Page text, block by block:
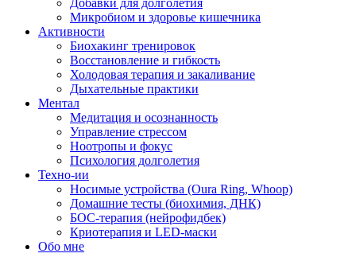
Микробиом и здоровье кишечника
Активности
Биохакинг тренировок
Восстановление и гибкость
Холодовая терапия и закаливание
Дыхательные практики
Ментал
Медитация и осознанность
Управление стрессом
Ноотропы и фокус
Психология долголетия
Техно-ии
Носимые устройства (Oura Ring, Whoop)
Домашние тесты (биохимия, ДНК)
БОС-терапия (нейрофидбек)
Криотерапия и LED-маски
Обо мне